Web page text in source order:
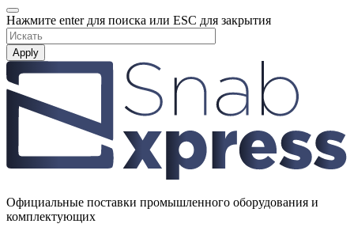
Нажмите enter для поиска или ESC для закрытия
Apply
Официальные поставки промышленного оборудования и
комплектующих